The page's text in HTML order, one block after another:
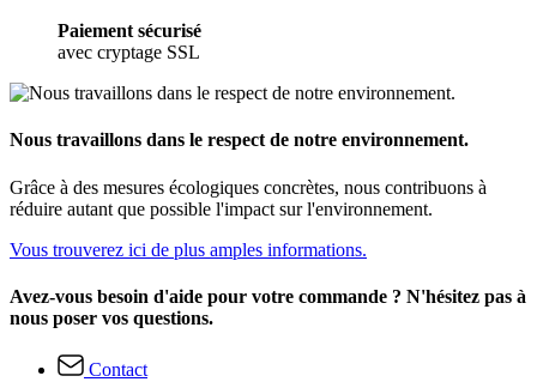
Paiement sécurisé
avec cryptage SSL
Nous travaillons dans le respect de notre environnement.
Grâce à des mesures écologiques concrètes, nous contribuons à
réduire autant que possible l'impact sur l'environnement.
Vous trouverez ici de plus amples informations.
Avez-vous besoin d'aide pour votre commande ? N'hésitez pas à
nous poser vos questions.
Contact